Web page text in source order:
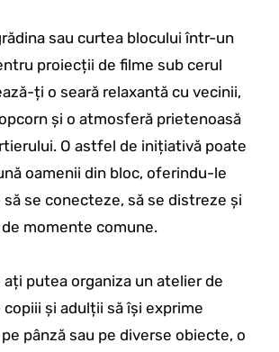
sau curtea blocului într-un
proiecții de filme sub cerul
ți o seară relaxantă cu vecinii,
și o atmosferă prietenoasă
O astfel de inițiativă poate
oamenii din bloc, oferindu-le
să se conecteze, să se distreze și
momente comune.
ați putea organiza un atelier de
și adulții să își exprime
pânză sau pe diverse obiecte, o